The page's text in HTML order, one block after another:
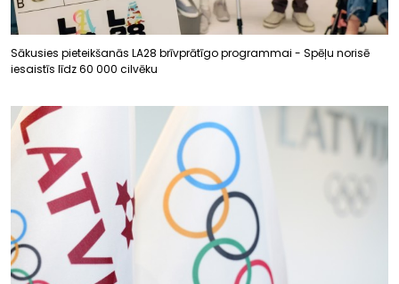
Sākusies pieteikšanās LA28 brīvprātīgo programmai - Spēļu norisē
iesaistīs līdz 60 000 cilvēku